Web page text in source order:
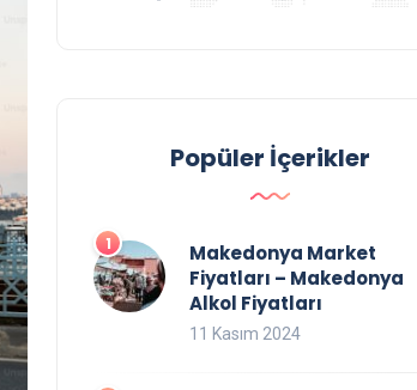
Popüler İçerikler
Makedonya Market
Fiyatları – Makedonya
Alkol Fiyatları
11 Kasım 2024